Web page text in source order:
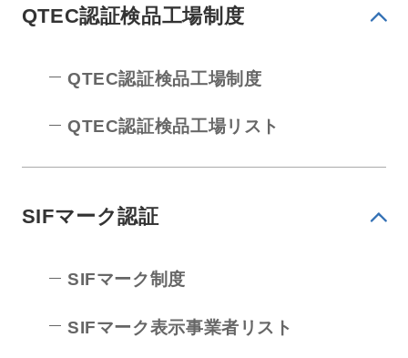
QTEC認証検品工場制度
QTEC認証検品工場制度
QTEC認証検品工場リスト
SIFマーク認証
SIFマーク制度
SIFマーク表示事業者リスト